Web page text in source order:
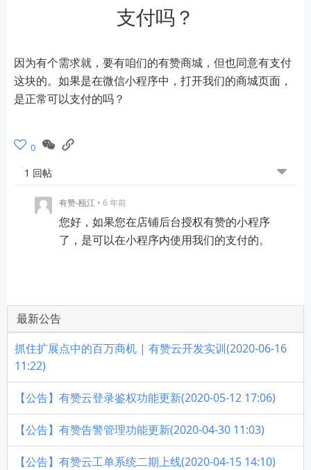
支付吗？
因为有个需求就，要有咱们的有赞商城，但也同意有支付
这块的。如果是在微信小程序中，打开我们的商城页面，
是正常可以支付的吗？
0
1 回帖
有赞-瓯江 • 6 年前
您好，如果您在店铺后台授权有赞的小程序
了，是可以在小程序内使用我们的支付的。
最新公告
抓住扩展点中的百万商机 | 有赞云开发实训(2020-06-16
11:22)
【公告】有赞云登录鉴权功能更新(2020-05-12 17:06)
【公告】有赞告警管理功能更新(2020-04-30 11:03)
【公告】有赞云工单系统二期上线(2020-04-15 14:10)